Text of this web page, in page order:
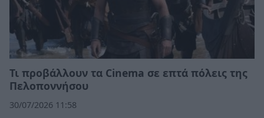
Τι προβάλλουν τα Cinema σε επτά πόλεις της
Πελοποννήσου
30/07/2026 11:58